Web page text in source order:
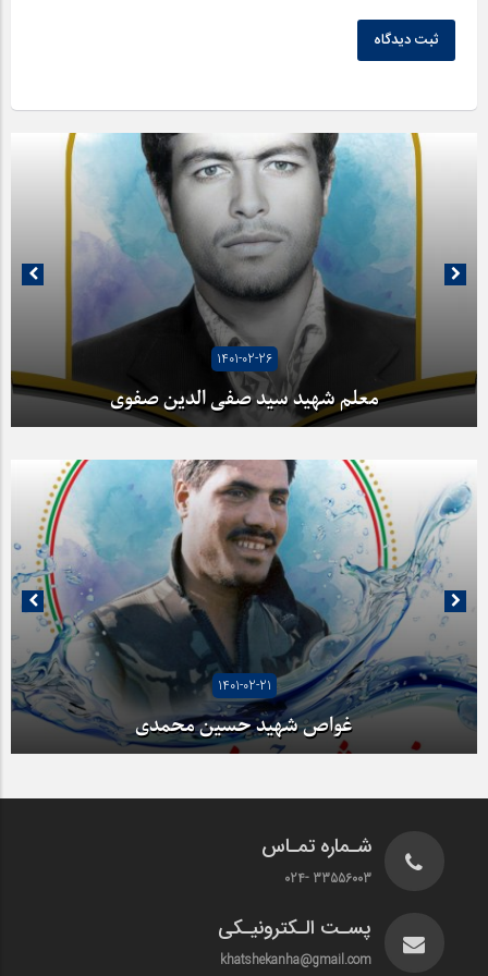
ثبت دیدگاه
1401-02-26
معلم شهید سید صفی الدین صفوی
1401-02-21
غواص شهید حسین محمدی
شـماره تمـاس
33556003 -024
پسـت الـکترونیـکی
khatshekanha@gmail.com